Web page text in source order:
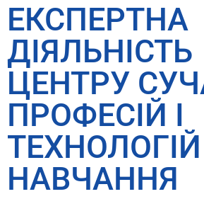
ЕКСПЕРТНА
ДІЯЛЬНІСТЬ
ЦЕНТРУ
ПРОФЕСІЙ І
ТЕХНОЛОГІЙ
НАВЧАННЯ